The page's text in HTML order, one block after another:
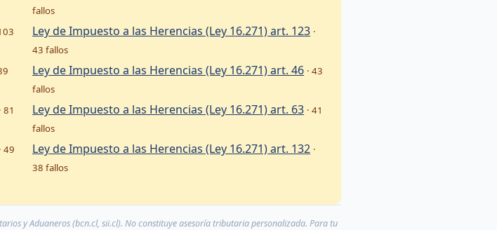
· 81
· 49
fallos
Ley de Impuesto a las Herencias (Ley 16.271) art. 123 ·
43 fallos
Ley de Impuesto a las Herencias (Ley 16.271) art. 46 · 43
fallos
Ley de Impuesto a las Herencias (Ley 16.271) art. 63 · 41
fallos
Ley de Impuesto a las Herencias (Ley 16.271) art. 132 ·
38 fallos
y Aduaneros (bcn.cl, sii.cl). No constituye asesoría tributaria personalizada. Para tu